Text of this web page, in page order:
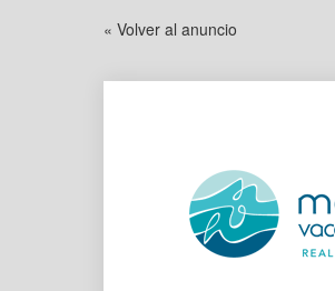
« Volver al anuncio